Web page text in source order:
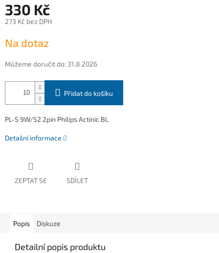
330 Kč
273 Kč bez DPH
cena:
Na dotaz
Můžeme doručit do: 31.8.2026
Přidat do košíku
PL-S 9W/52 2pin Philips Actinic BL
Detailní informace
ZEPTAT SE SDÍLET
Popis Diskuze
Detailní popis produktu